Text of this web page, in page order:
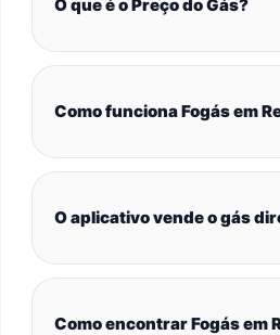
O que é o Preço do Gás?
Como funciona Fogás em
O aplicativo vende o gás
Como encontrar Fogás em